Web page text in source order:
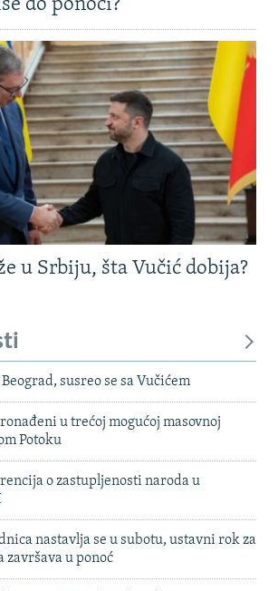
do ponoći?
u Srbiju, šta Vučić dobija?
susreo se sa Vučićem
u trećoj mogućoj masovnoj
Potoku
o zastupljenosti naroda u
nastavlja se u subotu, ustavni rok za
završava u ponoć